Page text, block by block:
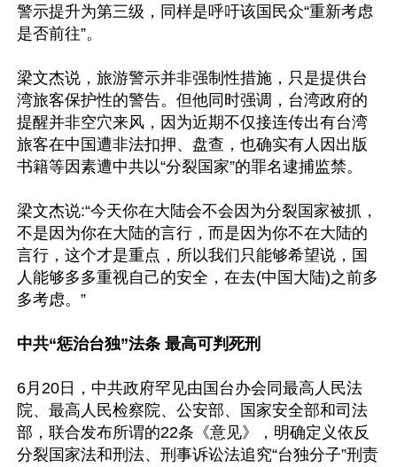
警示提升为第三级，同样是呼吁该国民众“重新考虑
是否前往”。
梁文杰说，旅游警示并非强制性措施，只是提供台
湾旅客保护性的警告。但他同时强调，台湾政府的
提醒并非空穴来风，因为近期不仅接连传出有台湾
旅客在中国遭非法扣押、盘查，也确实有人因出版
书籍等因素遭中共以“分裂国家”的罪名逮捕监禁。
梁文杰说:“今天你在大陆会不会因为分裂国家被抓，
不是因为你在大陆的言行，而是因为你不在大陆的
言行，这个才是重点，所以我们只能够希望说，国
人能够多多重视自己的安全，在去(中国大陆)之前多
多考虑。”
中共“惩治台独”法条 最高可判死刑
6月20日，中共政府罕见由国台办会同最高人民法
院、最高人民检察院、公安部、国家安全部和司法
部，联合发布所谓的22条《意见》，明确定义依反
分裂国家法和刑法、刑事诉讼法追究“台独分子”刑责